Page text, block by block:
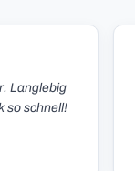
Langlebig
so schnell!